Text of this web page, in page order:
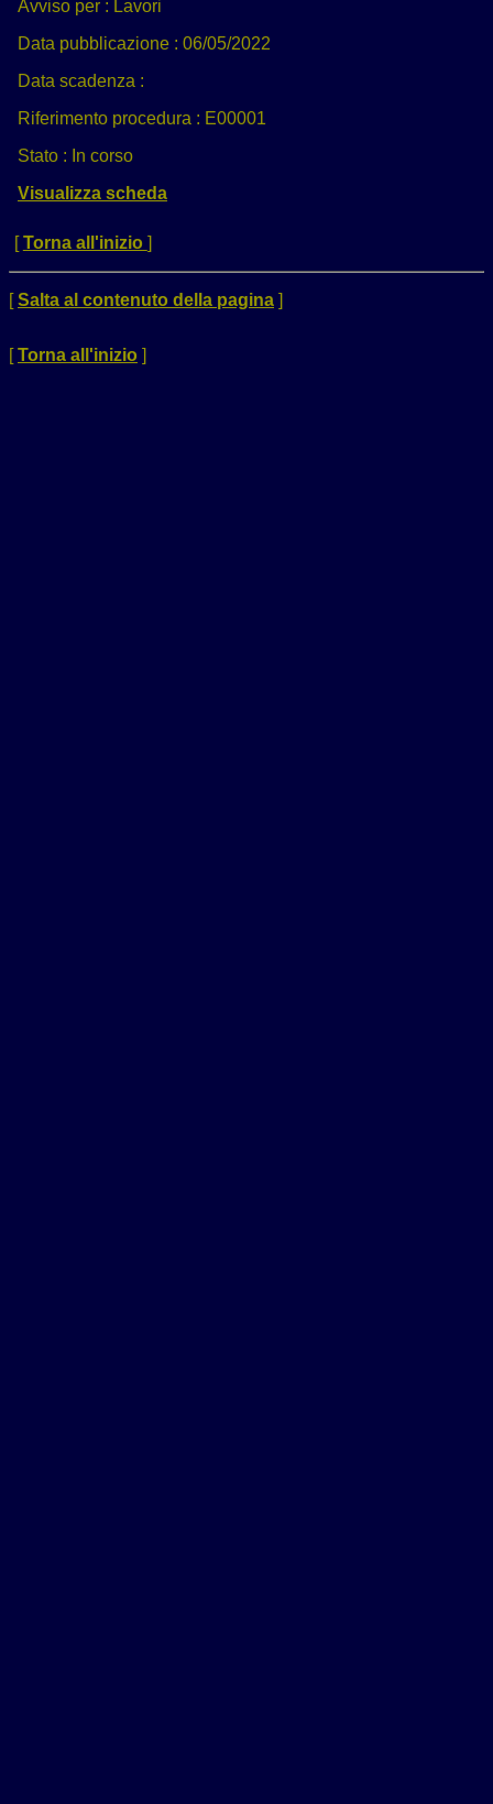
Avviso per : Lavori
Data pubblicazione : 06/05/2022
Data scadenza :
Riferimento procedura : E00001
Stato : In corso
Visualizza scheda
[Torna all'inizio ]
[Salta al contenuto della pagina ]
[Torna all'inizio ]